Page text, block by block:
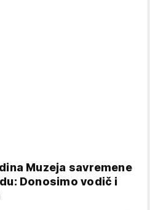
Muzeja savremene
Donosimo vodič i